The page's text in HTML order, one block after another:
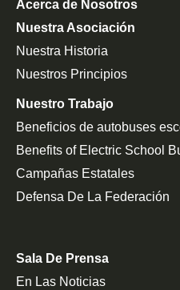
Acerca de Nosotros
Nuestra Asociación
Nuestra Historia
Nuestros Principios
Nuestro Trabajo
Beneficios de autobuses
Benefits of Electric School
Campañas Estatales
Defensa De La Federación
Sala De Prensa
En Las Noticias